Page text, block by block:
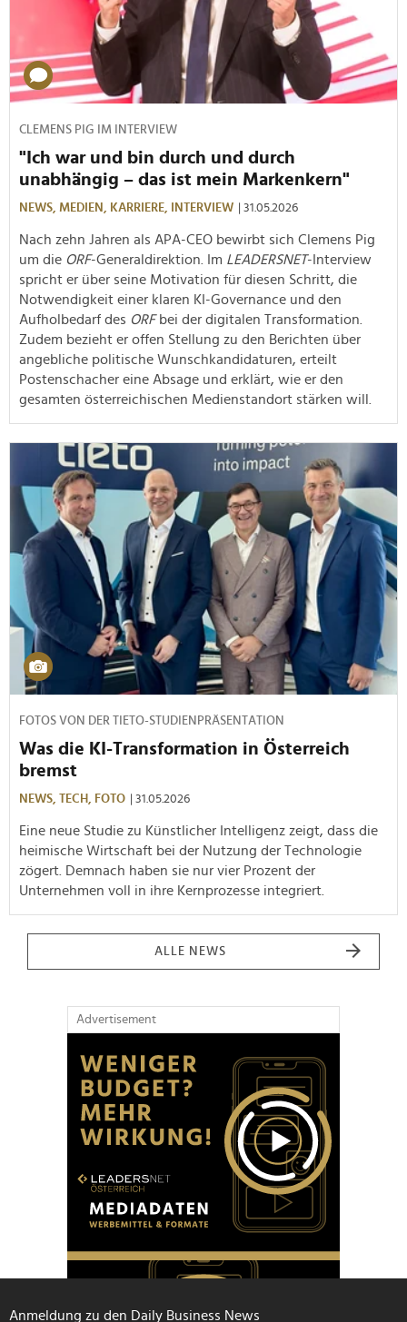
CLEMENS PIG IM INTERVIEW
"Ich war und bin durch und durch
unabhängig – das ist mein Markenkern"
NEWS, MEDIEN, KARRIERE, INTERVIEW | 31.05.2026
Nach zehn Jahren als APA-CEO bewirbt sich Clemens Pig
um die ORF-Generaldirektion. Im LEADERSNET-Interview
spricht er über seine Motivation für diesen Schritt, die
Notwendigkeit einer klaren KI-Governance und den
Aufholbedarf des ORFbei der digitalen Transformation.
Zudem bezieht er offen Stellung zu den Berichten über
angebliche politische Wunschkandidaturen, erteilt
Postenschacher eine Absage und erklärt, wie er den
gesamten österreichischen Medienstandort stärken will.
FOTOS VON DER TIETO-STUDIENPRÄSENTATION
Was die KI-Transformation in Österreich
bremst
NEWS, TECH, FOTO | 31.05.2026
Eine neue Studie zu Künstlicher Intelligenz zeigt, dass die
heimische Wirtschaft bei der Nutzung der Technologie
zögert. Demnach haben sie nur vier Prozent der
Unternehmen voll in ihre Kernprozesse integriert.
ALLE NEWS
Advertisement
Anmeldung zu den Daily Business News